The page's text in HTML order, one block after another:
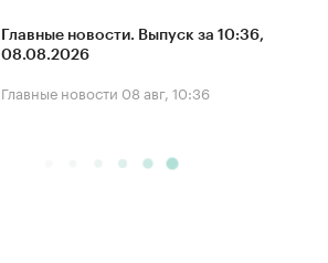
Главные новости. Выпуск за 10:36,
08.08.2026
Главные новости 08 авг, 10:36